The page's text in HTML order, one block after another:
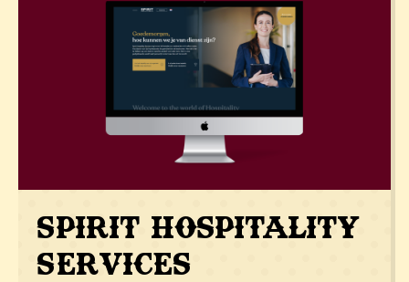
Spirit Hospitality
Services